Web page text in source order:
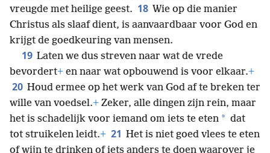
vreugde met heilige geest. 18 Wie op die manier
Christus als slaaf dient, is aanvaardbaar voor God en
krijgt de goedkeuring van mensen.
19 Laten we dus streven naar wat de vrede
bevordert+ en naar wat opbouwend is voor elkaar.+
20 Houd ermee op het werk van God af te breken ter
wille van voedsel.+ Zeker, alle dingen zijn rein, maar
het is schadelijk voor iemand om iets te eten * dat
tot struikelen leidt.+ 21 Het is niet goed vlees te eten
of wijn te drinken of iets anders te doen waarover je